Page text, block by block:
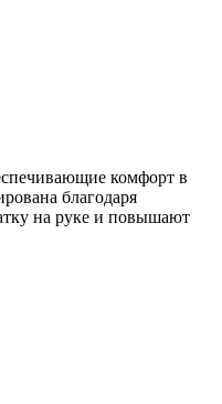
комфорт в
благодаря
на руке и повышают